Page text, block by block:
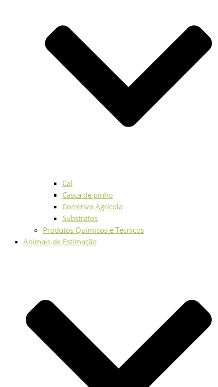
Cal
Casca de pinho
Corretivo Agrícola
Substratos
Produtos Químicos e Técnicos
Animais de Estimação